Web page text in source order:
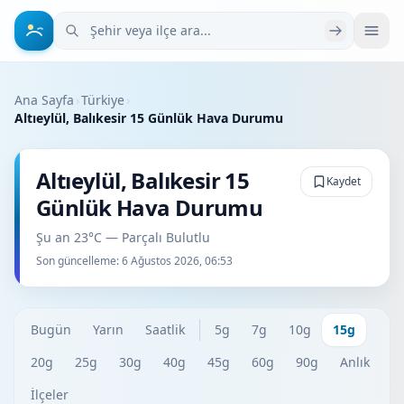
Şehir veya ilçe ara
Ana Sayfa ›Türkiye›
Altıeylül, Balıkesir 15 Günlük Hava Durumu
Altıeylül, Balıkesir 15
Günlük Hava Durumu
Şu an 23°C — Parçalı Bulutlu
Son güncelleme:6 Ağustos 2026, 06:53
Kaydet
Bugün Yarın Saatlik 5g 7g 10g
15g
20g
25g 30g 40g 45g 60g 90g
Anlık
İlçeler